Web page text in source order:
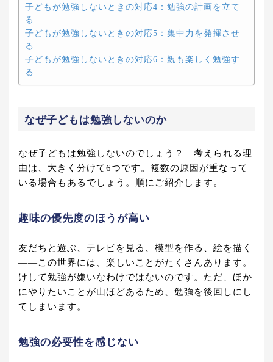
子どもが勉強しないときの対応4：勉強の計画を立て
る
子どもが勉強しないときの対応5：集中力を発揮させ
る
子どもが勉強しないときの対応6：親も楽しく勉強す
る
なぜ子どもは勉強しないのか
なぜ子どもは勉強しないのでしょう？ 考えられる理
由は、大きく分けて6つです。複数の原因が重なって
いる場合もあるでしょう。順にご紹介します。
趣味の優先度のほうが高い
友だちと遊ぶ、テレビを見る、模型を作る、絵を描く
――この世界には、楽しいことがたくさんあります。
けして勉強が嫌いなわけではないのです。ただ、ほか
にやりたいことが山ほどあるため、勉強を後回しにし
てしまいます。
勉強の必要性を感じない